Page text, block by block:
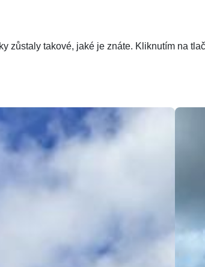
zůstaly takové, jaké je znáte. Kliknutím na